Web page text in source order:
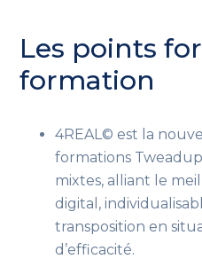
Les points
formation
4REAL© est la
formations
mixtes, alliant le
digital,
transposition en
d’efficacité.